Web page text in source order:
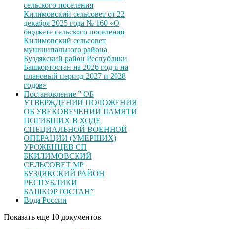
сельского поселения
Килимовский сельсовет от 22
декабря 2025 года № 160 «О
бюджете сельского поселения
Килимовский сельсовет
муниципального района
Буздякский район Республики
Башкортостан на 2026 год и на
плановый период 2027 и 2028
годов»
Постановление ” ОБ
УТВЕРЖДЕНИИ ПОЛОЖЕНИЯ
ОБ УВЕКОВЕЧЕНИИ ІІАМЯТИ
ПОГИБШИХ В ХОДЕ
СПЕЦИАЛЬНОЙ ВОЕННОЙ
ОПЕРАЦИИ (УМЕРШИХ)
УРОЖЕНЦЕВ CП
БКИЛИМОВСКИЙ
СЕЛЬСОВЕТ МР
БУЗДЯКСКИЙ РАЙОН
РЕСПУБЛИКИ
БАШКОРТОСТАН”
Вода России
Показать еще 10 документов